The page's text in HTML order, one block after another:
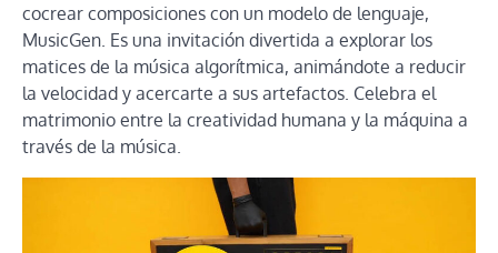
cocrear composiciones con un modelo de lenguaje,
MusicGen. Es una invitación divertida a explorar los
matices de la música algorítmica, animándote a reducir
la velocidad y acercarte a sus artefactos. Celebra el
matrimonio entre la creatividad humana y la máquina a
través de la música.